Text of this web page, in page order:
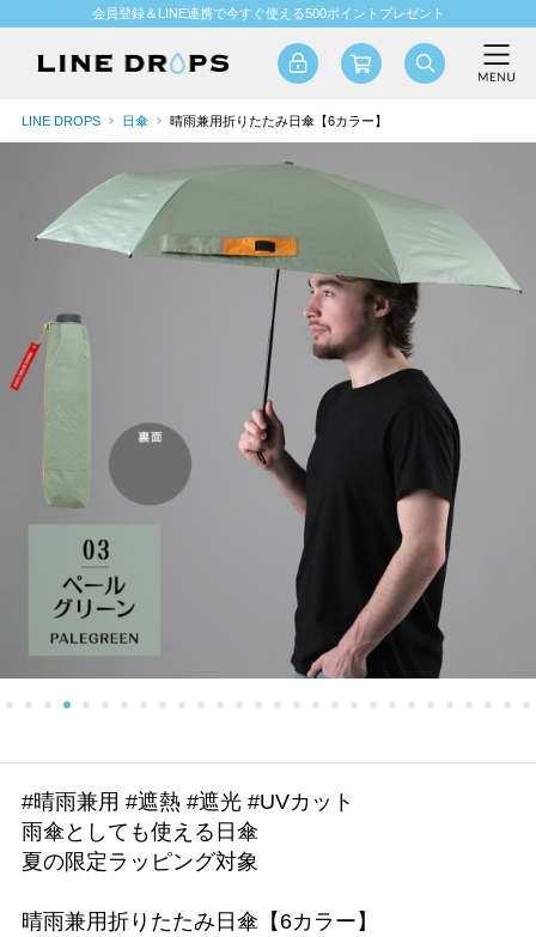
会員登録＆LINE連携で今すぐ使える500ポイントプレゼント
LINE DROPS 日傘 晴雨兼用折りたたみ日傘【6カラー】
#晴雨兼用 #遮熱 #遮光 #UVカット
雨傘としても使える日傘
夏の限定ラッピング対象
晴雨兼用折りたたみ日傘【6カラー】